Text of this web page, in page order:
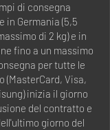
di consegna
in Germania (5,5
di 2 kg) e in
fino a un massimo
per tutte le
(MasterCard, Visa,
inizia il giorno
del contratto e
giorno del